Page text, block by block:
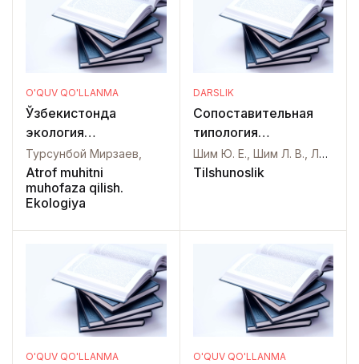
O'QUV QO'LLANMA
Ўзбекистонда
экология
муаммолари ва
прокурорлик
назорати
Турсунбой Мирзаев,
Atrof muhitni
muhofaza qilish.
Ekologiya
DARSLIK
Сопоставительная
типология
корейского и
русского языков
Шим Ю. Е., Шим Л. В., Львова И. С., Нам В. В.,
Tilshunoslik
O'QUV QO'LLANMA O'QUV QO'LLANMA